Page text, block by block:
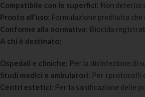
Compatibile con le superfici: Non
Pronto all’uso: Formulazione prediluita
Conforme alla normativa: Biocida
A chi è destinato:
Ospedali e cliniche: Per la disinfezione di
Studi medici e ambulatori: Per i protocolli
Centri estetici: Per la sanificazione delle